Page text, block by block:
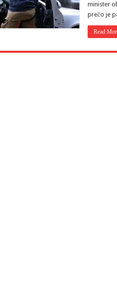
minister
prečo je
Read